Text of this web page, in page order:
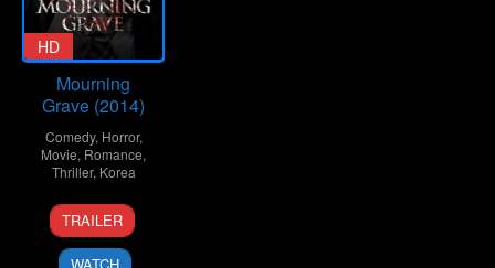
HD
Mourning
Grave (2014)
Comedy, Horror,
Movie, Romance,
Thriller, Korea
2
Jul
2014
Oh
In-
chun
TRAILER
WATCH